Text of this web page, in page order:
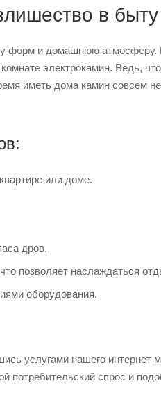
в
форм и домашнюю атмосферу.
электрокамин. Ведь,
иметь дома камин совсем
или доме.
дров.
позволяет наслаждаться
оборудования.
услугами нашего
потребительский спрос и